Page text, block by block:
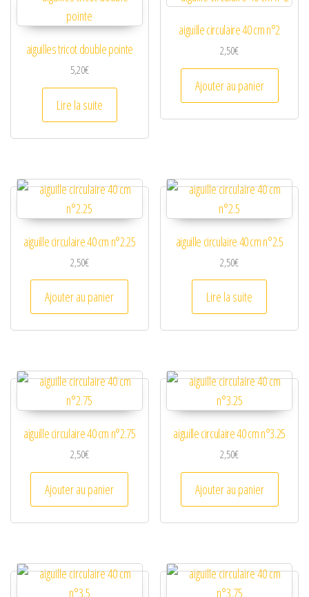
aiguilles tricot double pointe
5,20€
Lire la suite
aiguille circulaire 40 cm n°2
2,50€
Ajouter au panier
aiguille circulaire 40 cm n°2.25
2,50€
Ajouter au panier
aiguille circulaire 40 cm n°2.5
2,50€
Lire la suite
aiguille circulaire 40 cm n°2.75
2,50€
Ajouter au panier
aiguille circulaire 40 cm n°3.25
2,50€
Ajouter au panier